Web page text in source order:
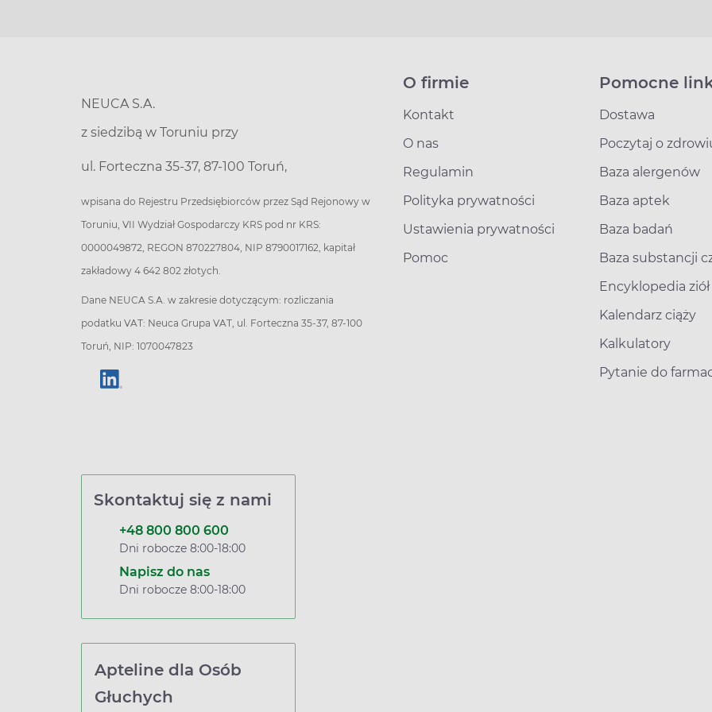
NEUCA S.A.
z siedzibą w Toruniu przy
ul. Forteczna 35-37, 87-100 Toruń,
wpisana do Rejestru Przedsiębiorców przez Sąd Rejonowy w
Toruniu, VII Wydział Gospodarczy KRS pod nr KRS:
0000049872, REGON 870227804, NIP 8790017162, kapitał
zakładowy 4 642 802 złotych.
Dane NEUCA S.A. w zakresie dotyczącym: rozliczania
podatku VAT: Neuca Grupa VAT, ul. Forteczna 35-37, 87-100
Toruń, NIP: 1070047823
O firmie
Kontakt
O nas
Regulamin
Polityka prywatności
Ustawienia prywatności
Pomoc
Pomocne
Dostawa
Poczytaj o
Baza alergenów
Baza aptek
Baza badań
Baza substancji
Encyklopedia ziół
Kalendarz ciąży
Kalkulatory
Pytanie do
Skontaktuj się z nami
+48 800 800 600
Dni robocze 8:00-18:00
Napisz do nas
Dni robocze 8:00-18:00
Apteline dla Osób
Głuchych